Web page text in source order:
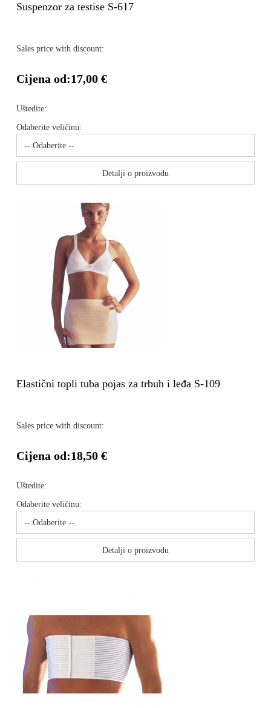
Suspenzor za testise S-617
Sales price with discount:
Cijena od:17,00 €
Uštedite:
Odaberite veličinu:
Detalji o proizvodu
Elastični topli tuba pojas za trbuh i leđa S-109
Sales price with discount:
Cijena od:18,50 €
Uštedite:
Odaberite veličinu:
Detalji o proizvodu